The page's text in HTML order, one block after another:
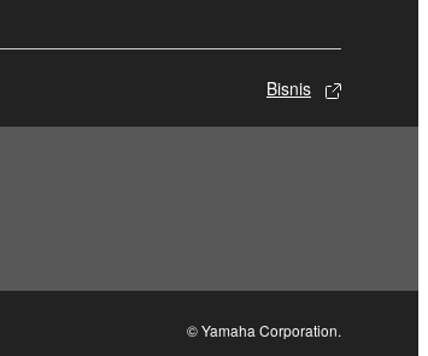
Bisnis
© Yamaha Corporation.